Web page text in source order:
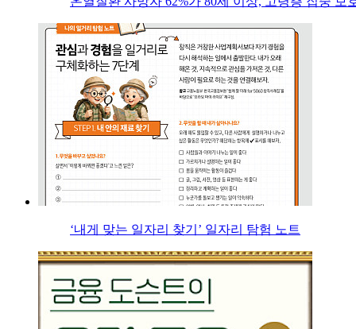
‘내게 맞는 일자리 찾기’ 일자리 탐험 노트